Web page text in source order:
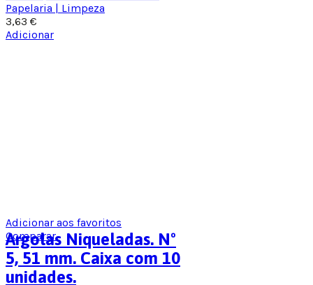
Papelaria | Limpeza
3,63 €
Adicionar
Adicionar aos favoritos
Comparar
Argolas Niqueladas. Nº
5, 51 mm. Caixa com 10
unidades.